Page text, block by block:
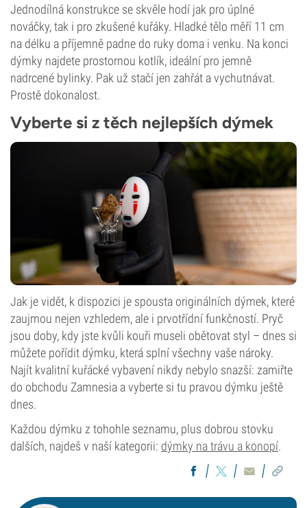
Jednodílná konstrukce se skvěle hodí jak pro úplné
nováčky, tak i pro zkušené kuřáky. Hladké tělo měří 11 cm
na délku a příjemně padne do ruky doma i venku. Na konci
dýmky najdete prostornou kotlík, ideální pro jemně
nadrcené bylinky. Pak už stačí jen zahřát a vychutnávat.
Prostě dokonalost.
Vyberte si z těch nejlepších dýmek
Jak je vidět, k dispozici je spousta originálních dýmek, které
zaujmou nejen vzhledem, ale i prvotřídní funkčností. Pryč
jsou doby, kdy jste kvůli kouři museli obětovat styl – dnes si
můžete pořídit dýmku, která splní všechny vaše nároky.
Najít kvalitní kuřácké vybavení nikdy nebylo snazší: zamiřte
do obchodu Zamnesia a vyberte si tu pravou dýmku ještě
dnes.
Každou dýmku z tohohle seznamu, plus dobrou stovku
dalších, najdeš v naší kategorii: dýmky na trávu a konopí.